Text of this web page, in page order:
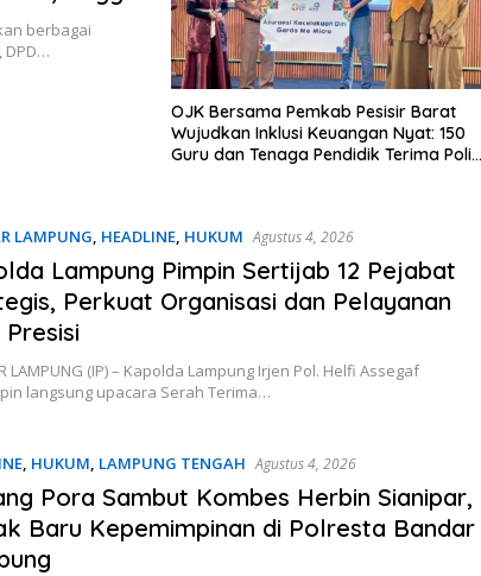
berbagai
DPD…
OJK Bersama Pemkab Pesisir Barat
Wujudkan Inklusi Keuangan Nyat: 150
Guru dan Tenaga Pendidik Terima Polis
LAMPUNG, HEADLINE, HUKUM Agustus 4, 2026
Lampung Pimpin Sertijab 12 Pejabat
Perkuat Organisasi dan Pelayanan
LAMPUNG (IP) – Kapolda Lampung Irjen Pol. Helfi Assegaf
langsung upacara Serah Terima…
, HUKUM, LAMPUNG TENGAH Agustus 4, 2026
Pora Sambut Kombes Herbin Sianipar,
Baru Kepemimpinan di Polresta Bandar